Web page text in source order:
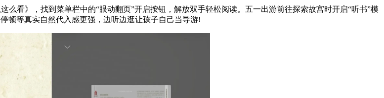
看》，找到菜单栏中的“眼动翻页”开启按钮，解放双手轻松阅读。五一出游前往探索故宫时开启“听书”模
顿等真实自然代入感更强，边听边逛让孩子自己当导游!